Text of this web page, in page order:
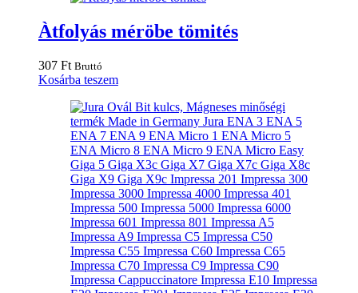
Àtfolyás méröbe tömités
307 Ft Bruttó
Kosárba teszem